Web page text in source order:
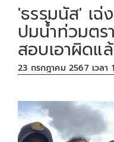
'ธรรมนัส' เฉ่
ปมน้ำท่วมตร
สอบเอาผิดแ
23 กรกฎาคม 2567 เวลา